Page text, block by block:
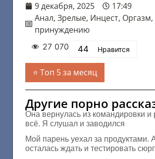
9 декабря, 2025
17:49
Анал, Зрелые, Инцест, Оргазм,
принуждению
27 070 44 Нравится
Топ 5 за месяц
Другие порно
Она вернулась из командировки и
всё. Я слушал и заводился
Мой парень уехал за продуктами.
осталась ждать и тестировать